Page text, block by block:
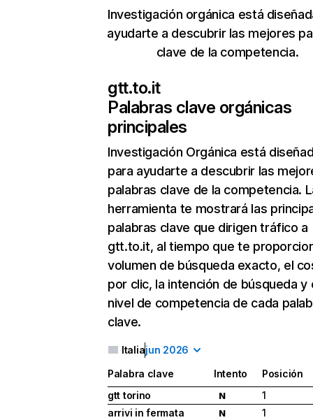
Investigación orgánica está
ayudarte a descubrir las mejores
clave de la competencia.
gtt.to.it
Palabras clave orgánicas
principales
Investigación Orgánica está
para ayudarte a descubrir las
palabras clave de la competencia.
herramienta te mostrará las
palabras clave que dirigen tráfico a
gtt.to.it, al tiempo que te
volumen de búsqueda exacto, el
por clic, la intención de búsqueda y
nivel de competencia de cada
clave.
Italiajun 2026
Palabra clave Intento
Posición
gtt torino
N
1
arrivi in fermata
N
1